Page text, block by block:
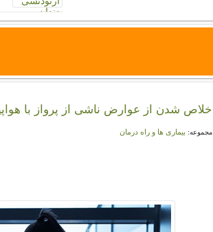
خلاص شدن از عوارض ناشی از پرواز با
مجموعه: بیماری ها و راه درمان